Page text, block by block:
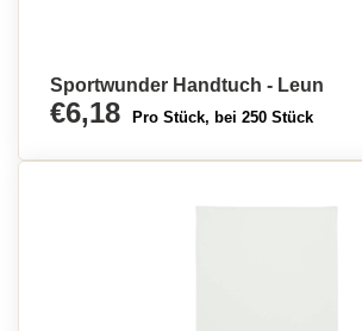
Sportwunder Handtuch - Leun
€6,18 Pro Stück, bei 250 Stück